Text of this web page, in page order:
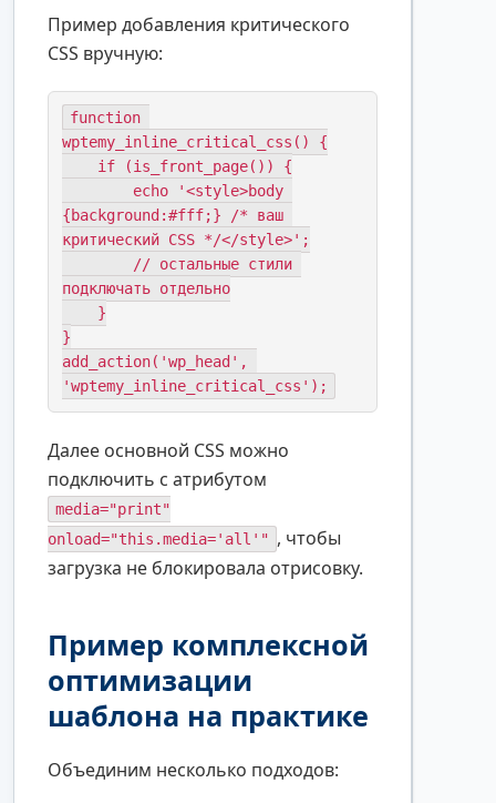
Пример добавления критического
CSS вручную:
function
wptemy_inline_critical_css() {
{background:#fff;} /* ваш
критический CSS */</style>';
подключать отдельно
}
add_action('wp_head',
'wptemy_inline_critical_css');
Далее основной CSS можно
подключить с атрибутом
media="print"
onload="this.media='all'" , чтобы
загрузка не блокировала отрисовку.
Пример комплексной
оптимизации
шаблона на практике
Объединим несколько подходов: